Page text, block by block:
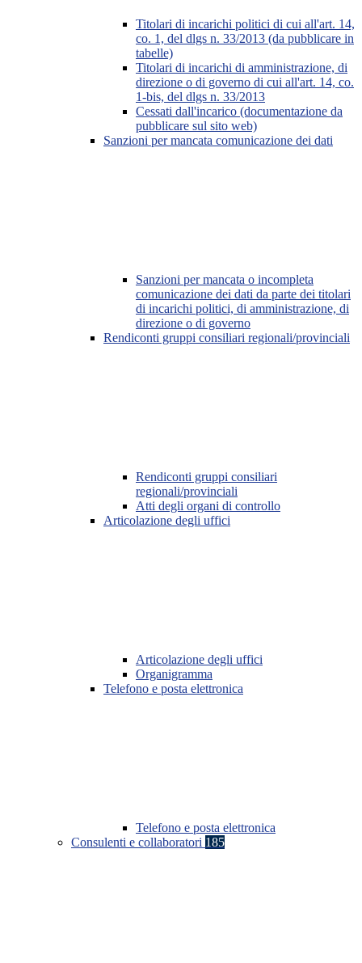
Titolari di incarichi politici di cui all'art. 14,
co. 1, del dlgs n. 33/2013 (da pubblicare in
tabelle)
Titolari di incarichi di amministrazione, di
direzione o di governo di cui all'art. 14, co.
1-bis, del dlgs n. 33/2013
Cessati dall'incarico (documentazione da
pubblicare sul sito web)
Sanzioni per mancata comunicazione dei dati
Sanzioni per mancata o incompleta
comunicazione dei dati da parte dei titolari
di incarichi politici, di amministrazione, di
direzione o di governo
Rendiconti gruppi consiliari regionali/provinciali
Rendiconti gruppi consiliari
regionali/provinciali
Atti degli organi di controllo
Articolazione degli uffici
Articolazione degli uffici
Organigramma
Telefono e posta elettronica
Telefono e posta elettronica
Consulenti e collaboratori 185